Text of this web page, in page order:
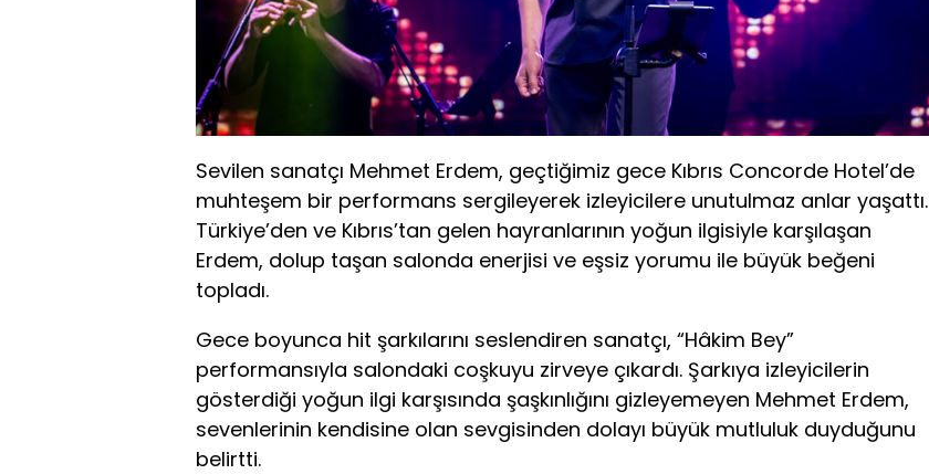
Sevilen sanatçı Mehmet Erdem, geçtiğimiz gece Kıbrıs Concorde Hotel’de
muhteşem bir performans sergileyerek izleyicilere unutulmaz anlar yaşattı.
Türkiye’den ve Kıbrıs’tan gelen hayranlarının yoğun ilgisiyle karşılaşan
Erdem, dolup taşan salonda enerjisi ve eşsiz yorumu ile büyük beğeni
topladı.
Gece boyunca hit şarkılarını seslendiren sanatçı, “Hâkim Bey”
performansıyla salondaki coşkuyu zirveye çıkardı. Şarkıya izleyicilerin
gösterdiği yoğun ilgi karşısında şaşkınlığını gizleyemeyen Mehmet Erdem,
sevenlerinin kendisine olan sevgisinden dolayı büyük mutluluk duyduğunu
belirtti.